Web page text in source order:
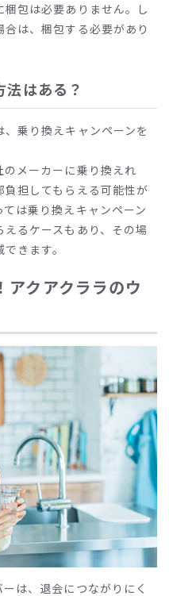
包は必要ありません。し
は、梱包する必要があり
はある？
乗り換えキャンペーンを
メーカーに乗り換えれ
担してもらえる可能性が
は乗り換えキャンペーン
るケースもあり、その場
きます。
アクアクララのウ
は、退会につながりにく